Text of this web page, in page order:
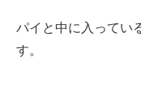
パイと中に入ってい
す。